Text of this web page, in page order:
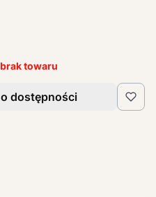
brak towaru
dostępności